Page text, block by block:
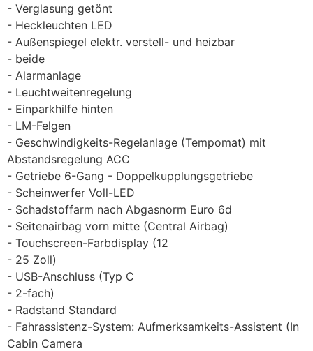
Verglasung getönt
Heckleuchten LED
Außenspiegel elektr. verstell- und heizbar
beide
Alarmanlage
Leuchtweitenregelung
Einparkhilfe hinten
LM-Felgen
Geschwindigkeits-Regelanlage (Tempomat) mit
Abstandsregelung ACC
Getriebe 6-Gang - Doppelkupplungsgetriebe
Scheinwerfer Voll-LED
Schadstoffarm nach Abgasnorm Euro 6d
Seitenairbag vorn mitte (Central Airbag)
Touchscreen-Farbdisplay (12
25 Zoll)
USB-Anschluss (Typ C
2-fach)
Radstand Standard
Fahrassistenz-System: Aufmerksamkeits-Assistent (In
Cabin Camera